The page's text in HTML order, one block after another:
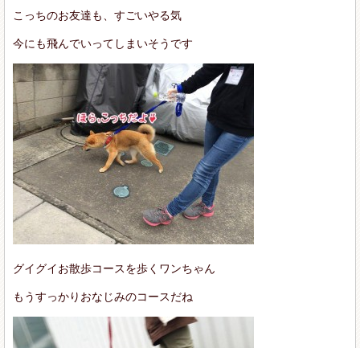
こっちのお友達も、すごいやる気
今にも飛んでいってしまいそうです
グイグイお散歩コースを歩くワンちゃん
もうすっかりおなじみのコースだね